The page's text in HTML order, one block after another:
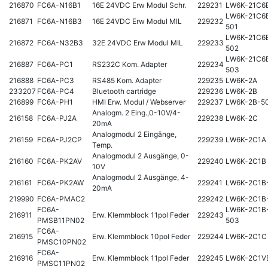
216870 FC6A-N16B1 16E 24VDC Erw Modul Schr. 229231 LW6K-
216871
FC6A-N16B3 16E 24VDC Erw Modul MIL 229232
LW6K-
501
216872 FC6A-N32B3 32E 24VDC Erw Modul MIL 229233
LW6K-
502
216887 FC6A-PC1 RS232C Kom. Adapter 229234
LW6K-
503
216888 FC6A-PC3 RS485 Kom. Adapter 229235 LW6K-2A
233207 FC6A-PC4 Bluetooth cartridge 229236 LW6K-2B
216899 FC6A-PH1 HMI Erw. Modul / Webserver 229237 LW6K-2B-
216158 FC6A-PJ2A
Analogm. 2 Eing.,0-10V/4-
20mA
229238 LW6K-2C
216159 FC6A-PJ2CP
Analogmodul 2 Eingänge,
Temp.
229239 LW6K-2C1A
216160 FC6A-PK2AV
Analogmodul 2 Ausgänge, 0-
10V
229240 LW6K-2C1B
216161 FC6A-PK2AW
Analogmodul 2 Ausgänge, 4-
20mA
229241 LW6K-
219990 FC6A-PMAC2 229242 LW6K-
216911
FC6A-
PMSB11PN02
Erw. Klemmblock 11pol Feder 229243
LW6K-
503
216915
FC6A-
PMSC10PN02
Erw. Klemmblock 10pol Feder 229244 LW6K-2C1C
216916
FC6A-
PMSC11PN02
Erw. Klemmblock 11pol Feder 229245 LW6K-